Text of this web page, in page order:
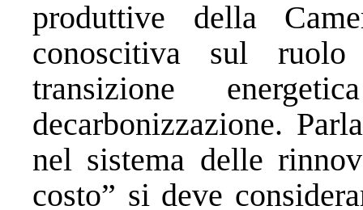
produttive della
conoscitiva sul ruolo
transizione
decarbonizzazione.
nel sistema delle
costo” si deve